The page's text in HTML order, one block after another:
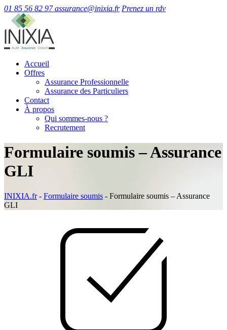
01 85 56 82 97 assurance@inixia.fr Prenez un rdv
Accueil
Offres
Assurance Professionnelle
Assurance des Particuliers
Contact
À propos
Qui sommes-nous ?
Recrutement
Formulaire soumis – Assurance
GLI
INIXIA.fr- Formulaire soumis - Formulaire soumis – Assurance
GLI